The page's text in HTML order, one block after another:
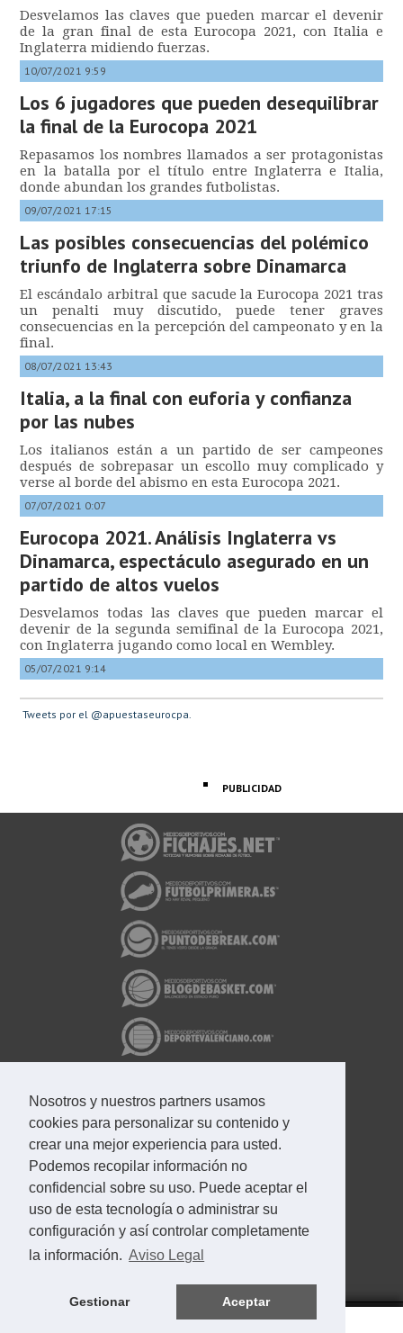
Nosotros y nuestros partners usamos
cookies para personalizar su contenido y
crear una mejor experiencia para usted.
Podemos recopilar información no
confidencial sobre su uso. Puede aceptar el
uso de esta tecnología o administrar su
configuración y así controlar completamente
la información. Aviso Legal
Gestionar Aceptar
Desvelamos las claves que pueden marcar el devenir
de la gran final de esta Eurocopa 2021, con Italia e
Inglaterra midiendo fuerzas.
10/07/2021 9:59
Los 6 jugadores que pueden desequilibrar
la final de la Eurocopa 2021
Repasamos los nombres llamados a ser protagonistas
en la batalla por el título entre Inglaterra e Italia,
donde abundan los grandes futbolistas.
09/07/2021 17:15
Las posibles consecuencias del polémico
triunfo de Inglaterra sobre Dinamarca
El escándalo arbitral que sacude la Eurocopa 2021 tras
un penalti muy discutido, puede tener graves
consecuencias en la percepción del campeonato y en la
final.
08/07/2021 13:43
Italia, a la final con euforia y confianza
por las nubes
Los italianos están a un partido de ser campeones
después de sobrepasar un escollo muy complicado y
verse al borde del abismo en esta Eurocopa 2021.
07/07/2021 0:07
Eurocopa 2021. Análisis Inglaterra vs
Dinamarca, espectáculo asegurado en un
partido de altos vuelos
Desvelamos todas las claves que pueden marcar el
devenir de la segunda semifinal de la Eurocopa 2021,
con Inglaterra jugando como local en Wembley.
05/07/2021 9:14
Tweets por el @apuestaseurocpa.
PUBLICIDAD
Eurocopa en directo